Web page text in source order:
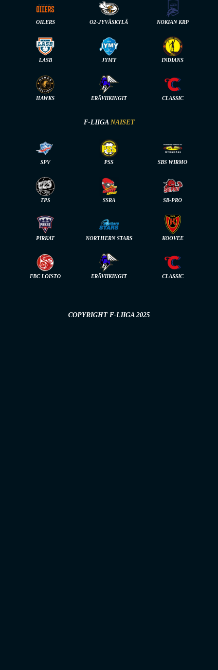
OILERS O2-JYVÄSKYLÄ NOKIAN KRP
LASB JYMY INDIANS
HAWKS ERÄVIIKINGIT CLASSIC
F-LIIGA NAISET
SPV PSS SBS WIRMO
TPS SSRA SB-PRO
PIRKAT NORTHERN STARS KOOVEE
FBC LOISTO ERÄVIIKINGIT CLASSIC
COPYRIGHT F-LIIGA 2025